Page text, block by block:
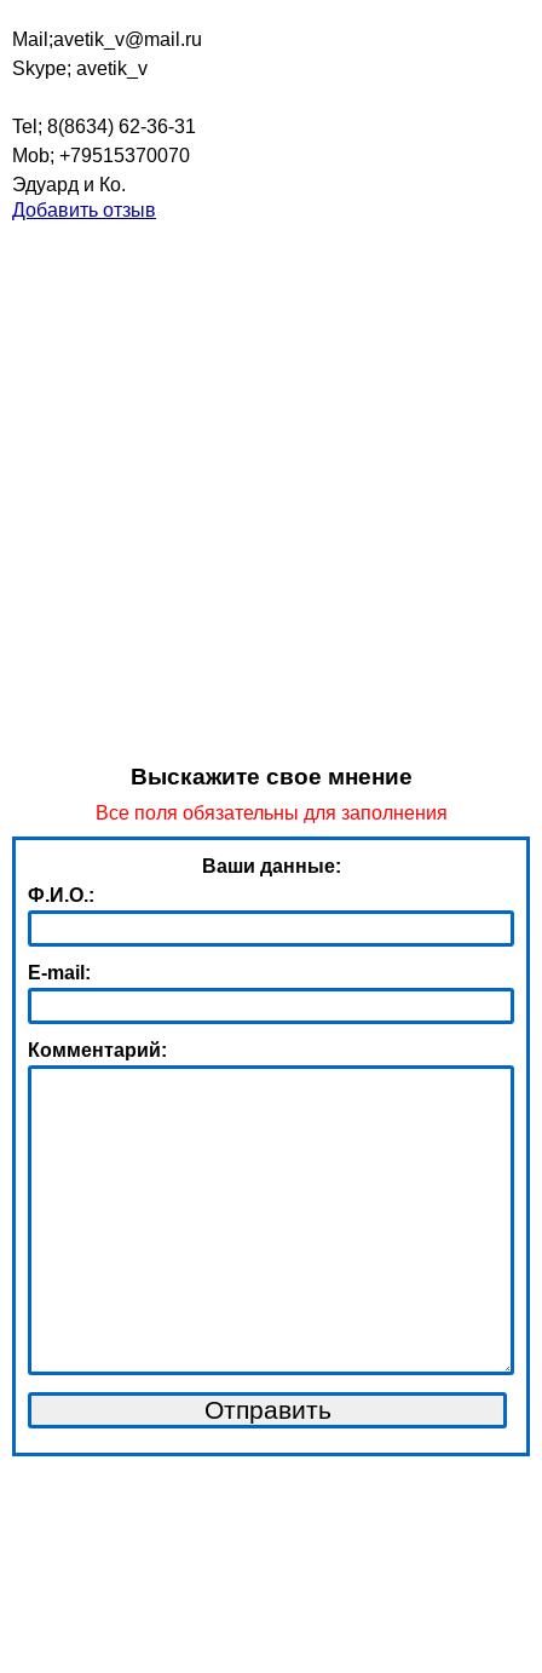
Mail;avetik_v@mail.ru
Skype; avetik_v
Tel; 8(8634) 62-36-31
Mob; +79515370070
Эдуард и Ко.
Добавить отзыв
Выскажите свое мнение
Все поля обязательны для заполнения
Ваши данные:
Ф.И.О.:
E-mail:
Комментарий: